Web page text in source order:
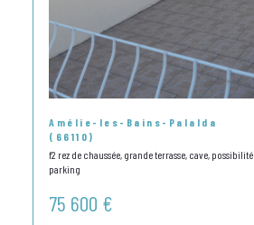
Amélie-les-Bains-Palalda
(66110)
f2 rez de chaussée, grande terrasse, cave, possibilité
parking
75 600 €